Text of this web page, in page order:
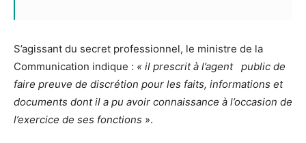
S’agissant du secret professionnel, le ministre de la
Communication indique : « il prescrit à l’agent public de
faire preuve de discrétion pour les faits, informations et
documents dont il a pu avoir connaissance à l’occasion de
l’exercice de ses fonctions ».